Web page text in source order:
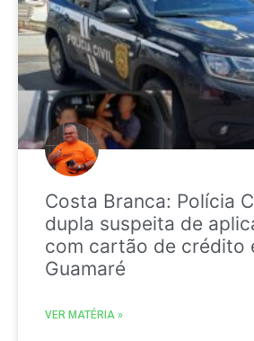
Costa Branca: Polícia
dupla suspeita de
com cartão de crédito
Guamaré
VER MATÉRIA »